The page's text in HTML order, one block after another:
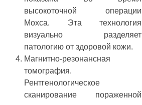
высокоточной операции
Мохса. Эта технология
визуально разделяет
патологию от здоровой кожи.
Магнитно-резонансная
томография.
Рентгенологическое
сканирование пораженной